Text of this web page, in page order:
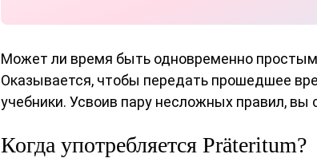
Может ли время быть одновременно
Оказывается, чтобы передать прошедшее
учебники. Усвоив пару несложных правил,
Когда употребляется Präteritum?